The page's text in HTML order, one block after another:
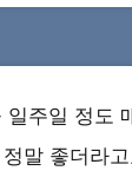
주일 정도
말 좋더라